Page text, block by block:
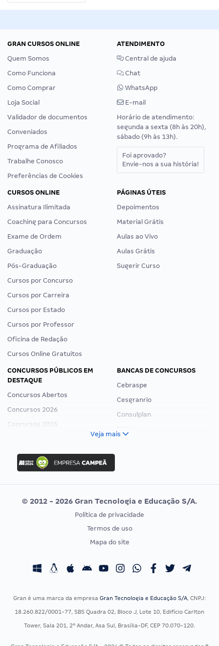
GRAN CURSOS ONLINE
Quem Somos
Como Funciona
Como Comprar
Loja Social
Validador de documentos
Conveniados
Programa de Afiliados
Trabalhe Conosco
Preferências de Cookies
ATENDIMENTO
Central de ajuda
Chat
WhatsApp
E-mail
Horário de atendimento:
segunda a sexta (8h às 20h),
sábado (9h às 13h).
Foi aprovado?
Envie-nos a sua história!
CURSOS ONLINE
Assinatura Ilimitada
Coaching para Concursos
Exame de Ordem
Graduação
Pós-Graduação
Cursos por Concurso
Cursos por Carreira
Cursos por Estado
Cursos por Professor
Oficina de Redação
Cursos Online Gratuitos
PÁGINAS ÚTEIS
Depoimentos
Material Grátis
Aulas ao Vivo
Aulas Grátis
Sugerir Curso
CONCURSOS PÚBLICOS EM
DESTAQUE
Concursos Abertos
Concursos 2026
Concursos 2025
Concurso Ibama
Concurso MPU
Editais publicados
BANCAS DE CONCURSOS
Cebraspe
Cesgranrio
Consulplan
Vunesp
CONCURSOS POR PROFISSÃO
Concursos Fiscais
Concursos Saúde
EXAME DE ORDEM
Calendário OAB
Veja mais
© 2012 - 2026 Gran Tecnologia e Educação S/A.
Política de privacidade
Termos de uso
Mapa do site
Gran é uma marca da empresa Gran Tecnologia e Educação S/A, CNPJ:
18.260.822/0001-77, SBS Quadra 02, Bloco J, Lote 10, Edifício Carlton
Tower, Sala 201, 2º Andar, Asa Sul, Brasília-DF, CEP 70.070-120.